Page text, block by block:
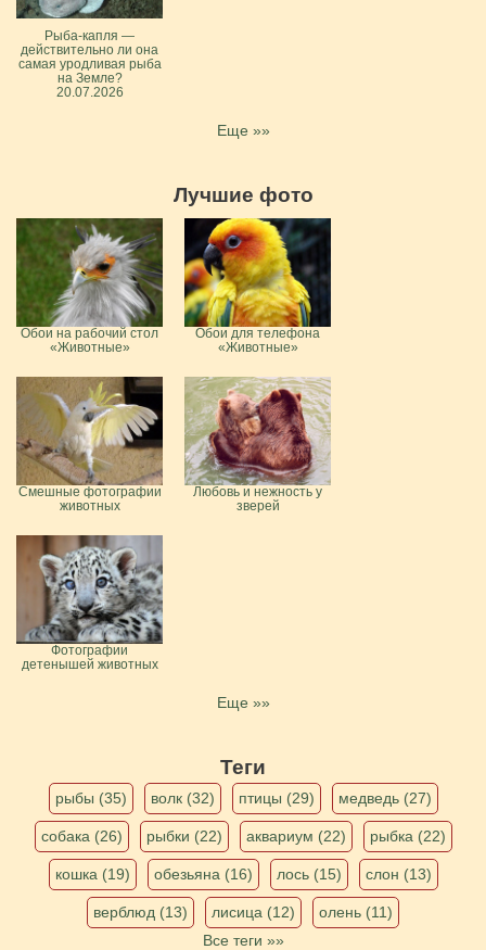
Рыба-капля —
действительно ли она
самая уродливая рыба
на Земле?
20.07.2026
Еще »»
Лучшие фото
Обои на рабочий стол
«Животные»
Обои для телефона
«Животные»
Смешные фотографии
животных
Любовь и нежность у
зверей
Фотографии
детенышей животных
Еще »»
Теги
рыбы (35) волк (32) птицы (29) медведь (27)
собака (26) рыбки (22) аквариум (22) рыбка (22)
кошка (19) обезьяна (16) лось (15) слон (13)
верблюд (13) лисица (12)
олень (11)
Все теги »»